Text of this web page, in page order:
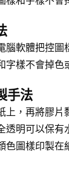
腦軟體把控
字樣不會掉
手法
上，再將膠
透明可以保
色圖樣印製